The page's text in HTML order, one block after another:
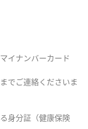
イナンバーカード
でご連絡くださいま
身分証（健康保険